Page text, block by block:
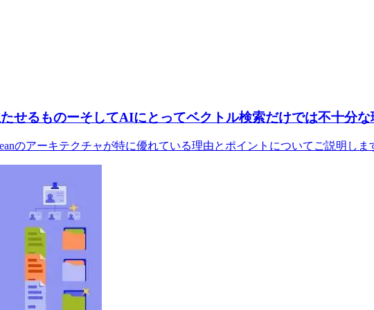
せるものーそしてAIにとってベクトル検索だけでは不十分な
のアーキテクチャが特に優れている理由とポイントについてご説明しま